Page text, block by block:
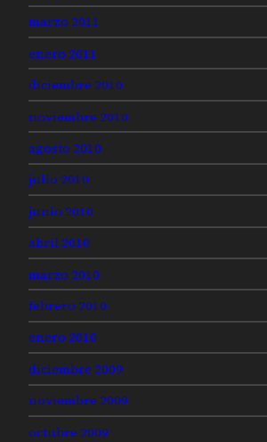
marzo 2011
enero 2011
diciembre 2010
noviembre 2010
agosto 2010
julio 2010
junio 2010
abril 2010
marzo 2010
febrero 2010
enero 2010
diciembre 2009
noviembre 2009
octubre 2009